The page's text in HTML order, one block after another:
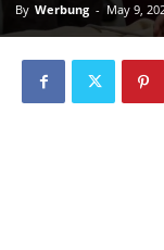
By Werbung - May 9,